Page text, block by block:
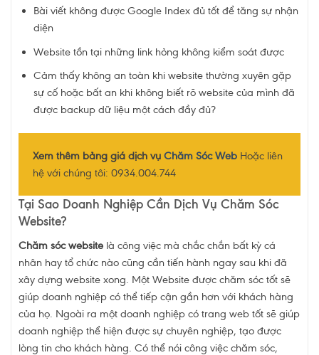
Bài viết không được Google Index đủ tốt để tăng sự nhận
diện
Website tồn tại những link hỏng không kiểm soát được
Cảm thấy không an toàn khi website thường xuyên gặp
sự cố hoặc bất an khi không biết rõ website của mình đã
được backup dữ liệu một cách đầy đủ?
Xem thêm bảng giá dịch vụ Chăm Sóc Web Hoặc liên
hệ với chúng tôi: 0934.004.744
Tại Sao Doanh Nghiệp Cần Dịch Vụ Chăm Sóc
Website?
Chăm sóc website là công việc mà chắc chắn bất kỳ cá
nhân hay tổ chức nào cũng cần tiến hành ngay sau khi đã
xây dựng website xong. Một Website được chăm sóc tốt sẽ
giúp doanh nghiệp có thể tiếp cận gần hơn với khách hàng
của họ. Ngoài ra một doanh nghiệp có trang web tốt sẽ giúp
doanh nghiệp thể hiện được sự chuyên nghiệp, tạo được
lòng tin cho khách hàng. Có thể nói công việc chăm sóc,